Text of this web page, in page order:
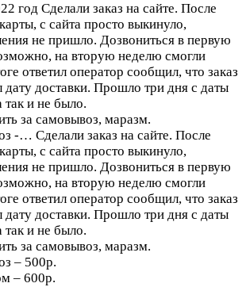
год Сделали заказ на сайте. После
с сайта просто выкинуло,
не пришло. Дозвониться в первую
на вторую неделю смогли
ответил оператор сообщил, что заказ
доставки. Прошло три дня с даты
так и не было.
за самовывоз, маразм.
-… Сделали заказ на сайте. После
с сайта просто выкинуло,
не пришло. Дозвониться в первую
на вторую неделю смогли
ответил оператор сообщил, что заказ
доставки. Прошло три дня с даты
так и не было.
за самовывоз, маразм.
– 500р.
– 600р.